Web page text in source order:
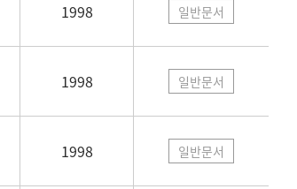
1998 일반문서
1998 일반문서
1998 일반문서